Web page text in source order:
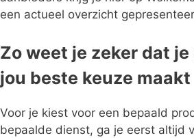
een actueel overzicht
Zo weet je zeker dat
jou beste keuze maakt
Voor je kiest voor een bepaald
bepaalde dienst, ga je eerst altijd